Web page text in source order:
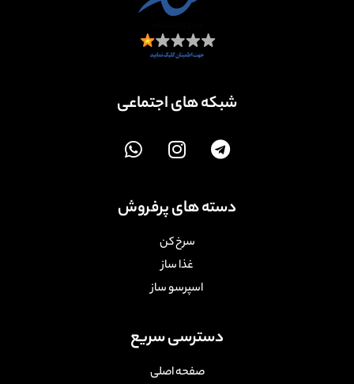
دسترسی سریع
صفحه اصلی
دسته های پرفروش
سرخ کن
غذا ساز
اسپرسو ساز
شبکه های اجتماعی